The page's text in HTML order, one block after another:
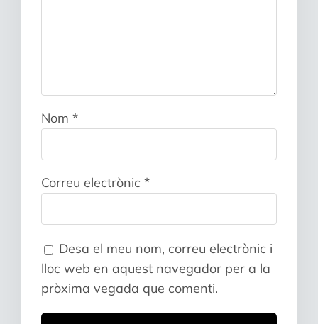
Nom*
Correu electrònic*
Desa el meu nom, correu electrònic i
lloc web en aquest navegador per a la
pròxima vegada que comenti.